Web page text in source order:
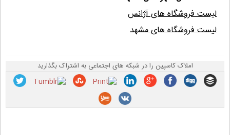
لیست فروشگاه های آژانس
لیست فروشگاه های مشهد
املاک کاسپین را در شبکه های اجتماعی به اشتراک بگذارید